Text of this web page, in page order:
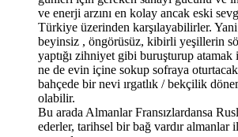
ve enerji arzını en kolay ancak eski
Türkiye üzerinden karşılayabilirler.
beyinsiz , öngörüsüz, kibirli yeşillerin
yaptığı zihniyet gibi buruşturup atamak
ne de evin içine sokup sofraya
bahçede bir nevi ırgatlık / bekçilik
olabilir.
Bu arada Almanlar Fransızlardansa
ederler, tarihsel bir bağ vardır almanlar